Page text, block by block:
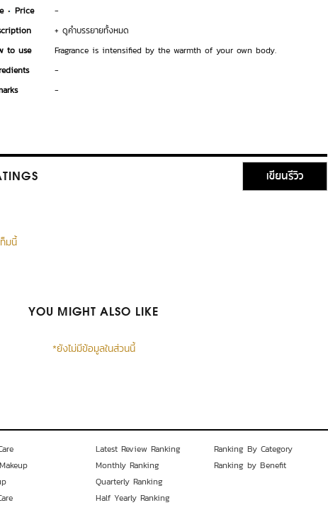
Price
-
+ ดูคำบรรยายทั้งหมด
to use
Fragrance is intensified by the warmth of your own body.
-
-
เขียนรีวิว
มนี้
YOU MIGHT ALSO LIKE
*ยังไม่มีข้อมูลในส่วนนี้
Latest Review Ranking
Monthly Ranking
Quarterly Ranking
Half Yearly Ranking
Ranking By Category
Ranking by Benefit